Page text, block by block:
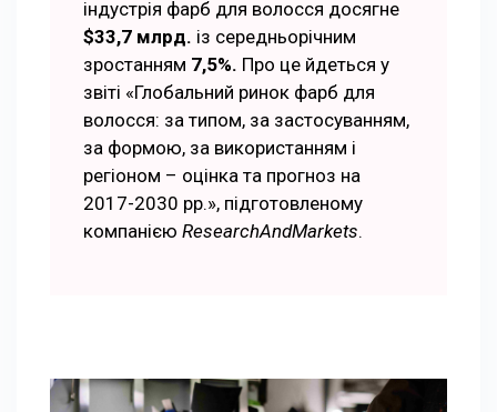
індустрія фарб для волосся досягне
$33,7 млрд. із середньорічним
зростанням 7,5%. Про це йдеться у
звіті «Глобальний ринок фарб для
волосся: за типом, за застосуванням,
за формою, за використанням і
регіоном – оцінка та прогноз на
2017-2030 рр.», підготовленому
компанією ResearchAndMarkets.